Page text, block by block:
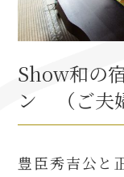
信長攻路
徳川家康と
家康関連 史跡
Show和の
ン （ご夫
豊臣秀吉公と